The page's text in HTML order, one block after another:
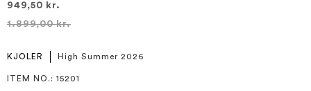
949,50 kr.
1.899,00 kr.
KJOLER High Summer 2026
ITEM NO. : 15201